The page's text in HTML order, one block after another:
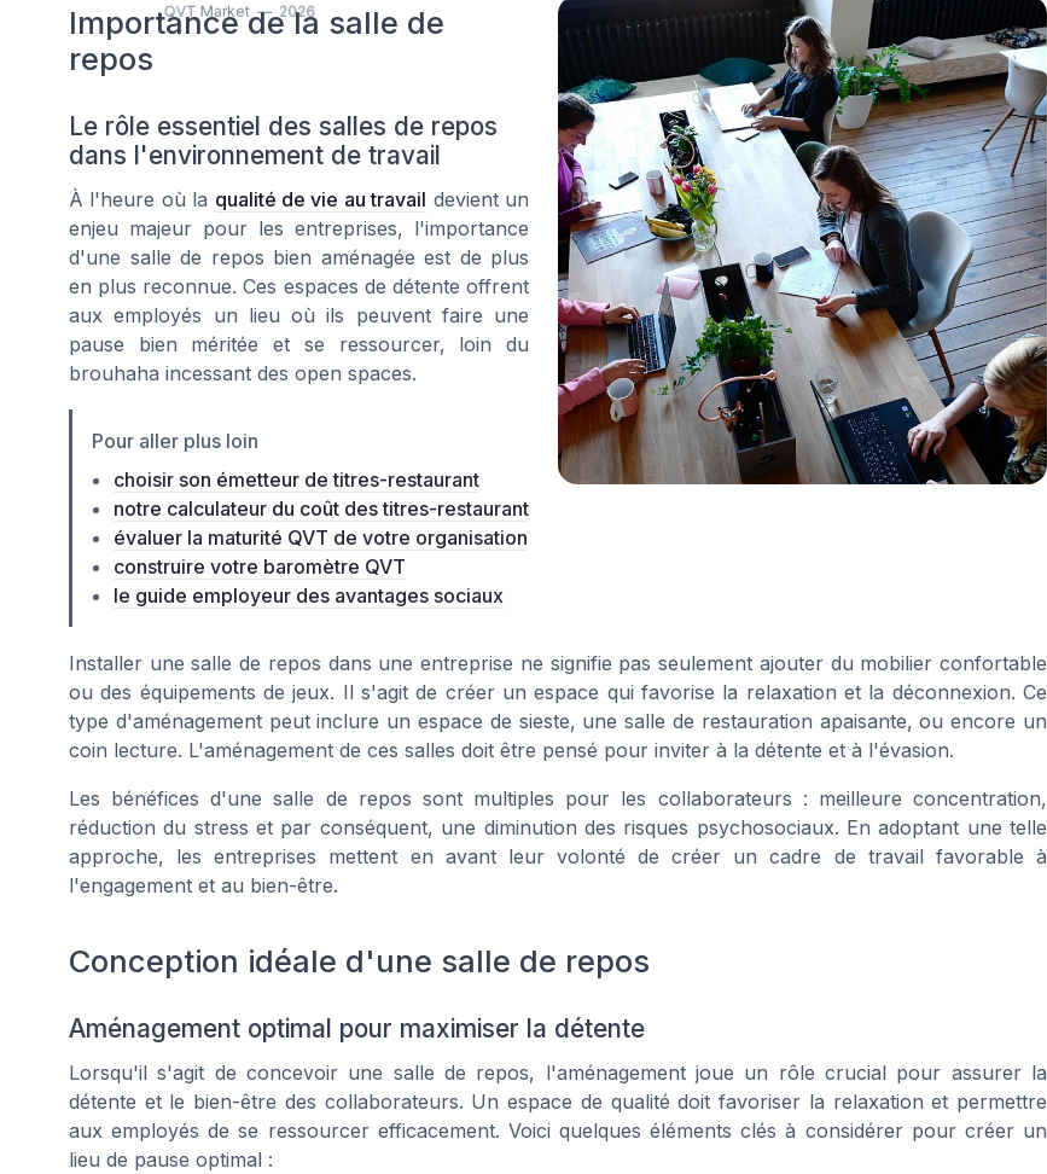
QVT Market — 2026
Importance de la salle de
repos
Le rôle essentiel des salles de repos
dans l'environnement de travail
À l'heure où la qualité de vie au travail devient un
enjeu majeur pour les entreprises, l'importance
d'une salle de repos bien aménagée est de plus
en plus reconnue. Ces espaces de détente offrent
aux employés un lieu où ils peuvent faire une
pause bien méritée et se ressourcer, loin du
brouhaha incessant des open spaces.
Pour aller plus loin
choisir son émetteur de titres-restaurant
notre calculateur du coût des titres-restaurant
évaluer la maturité QVT de votre organisation
construire votre baromètre QVT
le guide employeur des avantages sociaux
Installer une salle de repos dans une entreprise ne signifie pas seulement ajouter du mobilier confortable
ou des équipements de jeux. Il s'agit de créer un espace qui favorise la relaxation et la déconnexion. Ce
type d'aménagement peut inclure un espace de sieste, une salle de restauration apaisante, ou encore un
coin lecture. L'aménagement de ces salles doit être pensé pour inviter à la détente et à l'évasion.
Les bénéfices d'une salle de repos sont multiples pour les collaborateurs : meilleure concentration,
réduction du stress et par conséquent, une diminution des risques psychosociaux. En adoptant une telle
approche, les entreprises mettent en avant leur volonté de créer un cadre de travail favorable à
l'engagement et au bien-être.
Conception idéale d'une salle de repos
Aménagement optimal pour maximiser la détente
Lorsqu'il s'agit de concevoir une salle de repos, l'aménagement joue un rôle crucial pour assurer la
détente et le bien-être des collaborateurs. Un espace de qualité doit favoriser la relaxation et permettre
aux employés de se ressourcer efficacement. Voici quelques éléments clés à considérer pour créer un
lieu de pause optimal :